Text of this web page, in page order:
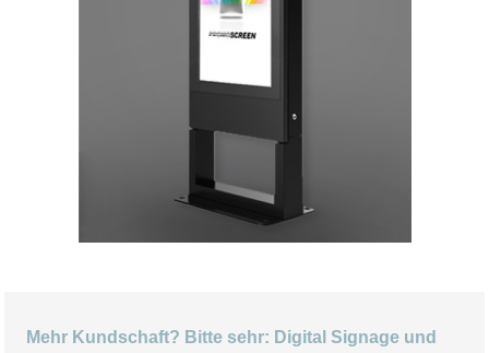
Mehr Kundschaft? Bitte sehr: Digital Signage und